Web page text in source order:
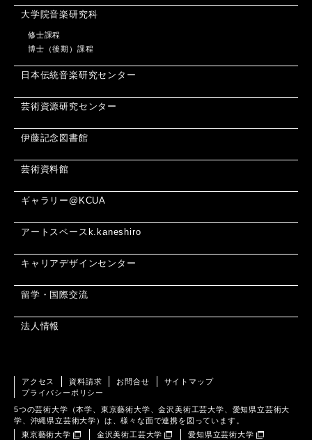
大学院音楽研究科
修士課程
博士（後期）課程
日本伝統音楽研究センター
芸術資源研究センター
伊藤記念図書館
芸術資料館
ギャラリー@KCUA
アートスペースk.kaneshiro
キャリアデザインセンター
留学・国際交流
法人情報
アクセス 資料請求 お問合せ
サイトマップ
プライバシーポリシー
5つの芸術大学（本学、東京藝術大学、金沢美術工芸大学、愛知県立芸術大
学、沖縄県立芸術大学）は、様々な面で連携を図っています。
東京藝術大学
金沢美術工芸大学 愛知県立芸術大学